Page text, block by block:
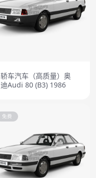
轿车汽车（高质量）奥
迪Audi 80 (B3) 1986
免费